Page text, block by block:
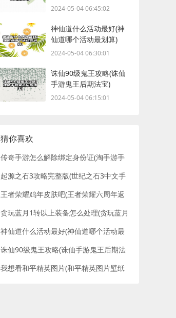
能玩吗)
2024-05-04 06:45:02
神仙道什么活动最好(神
仙道哪个活动最划算)
2024-05-04 06:30:01
诛仙90级鬼王攻略(诛仙
手游鬼王后期法宝)
2024-05-04 06:15:01
猜你喜欢
传奇手游怎么解除绑定身份证(淘手游手
起源之石3攻略完整版(世纪之石3中文手
王者荣耀鸡年皮肤吧(王者荣耀六周年返
贪玩蓝月1转以上装备怎么处理(贪玩蓝月
神仙道什么活动最好(神仙道哪个活动最
诛仙90级鬼王攻略(诛仙手游鬼王后期法
我想看和平精英图片(和平精英图片壁纸